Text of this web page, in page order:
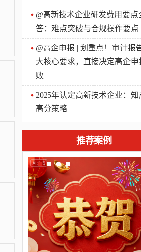
@高新技术企业研发费用要点
答：难点突破与合规操作要点
@高企申报 | 划重点！审计报
大核心要求，直接决定高企申
败
2025年认定高新技术企业：知
高分策略
推荐案例